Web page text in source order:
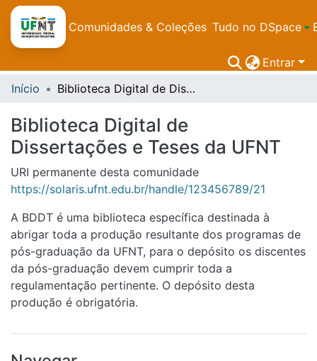
Comunidades & Coleções Tudo no DSpace
Entrar
Início
Biblioteca Digital de Dissertações e Teses da UFNT
Biblioteca Digital de
Dissertações e Teses da UFNT
URI permanente desta comunidade
https://solaris.ufnt.edu.br/handle/123456789/21
A BDDT é uma biblioteca específica destinada à
abrigar toda a produção resultante dos programas de
pós-graduação da UFNT, para o depósito os discentes
da pós-graduação devem cumprir toda a
regulamentação pertinente. O depósito desta
produção é obrigatória.